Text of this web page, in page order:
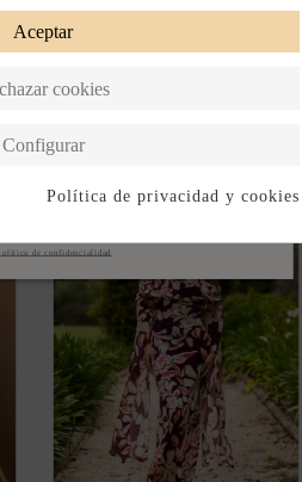
VESTIDO LARGO EN
ESTAMPADO FLORAL
BURDEOS CON ESCOTE
BARDOT Y MANGAS
LARGAS ABIERTAS
245,00 €